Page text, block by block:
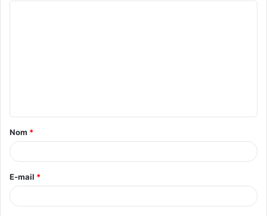
t
a
e
*
Nom *
E-mail *